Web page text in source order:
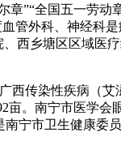
”“全国五一劳动
管外科、神经科
西乡塘区区域医
传染性疾病（艾
亩。南宁市医学会
宁市卫生健康委